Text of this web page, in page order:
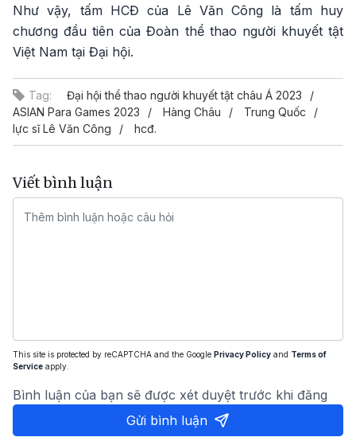
Như vậy, tấm HCĐ của Lê Văn Công là tấm huy
chương đầu tiên của Đoàn thể thao người khuyết tật
Việt Nam tại Đại hội.
Tag:
Đại hội thể thao người khuyết tật châu Á 2023
ASIAN Para Games 2023
Hàng Châu
Trung Quốc
lực sĩ Lê Văn Công
hcđ.
Viết bình luận
This site is protected by reCAPTCHA and the Google Privacy Policy and Terms of
Service apply.
Bình luận của bạn sẽ được xét duyệt trước khi đăng
Gửi bình luận